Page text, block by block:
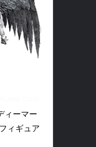
ィーマー
ィギュア